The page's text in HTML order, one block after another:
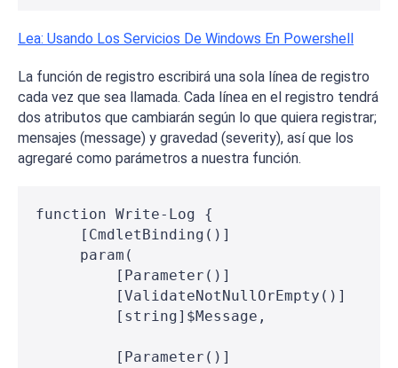
Lea: Usando Los Servicios De Windows En Powershell
La función de registro escribirá una sola línea de registro
cada vez que sea llamada. Cada línea en el registro tendrá
dos atributos que cambiarán según lo que quiera registrar;
mensajes (message) y gravedad (severity), así que los
agregaré como parámetros a nuestra función.
function Write-Log {
[CmdletBinding()]
param(
[Parameter()]
[ValidateNotNullOrEmpty()]
[string]$Message,
[Parameter()]